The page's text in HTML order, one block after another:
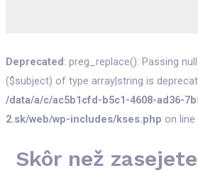
Deprecated: preg_replace(): Passing
($subject) of type array|string is
/data/a/c/ac5b1cfd-b5c1-4608-ad36-
2.sk/web/wp-includes/kses.php on line
Skôr než